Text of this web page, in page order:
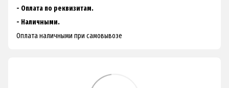
- Оплата по реквизитам.
- Наличными.
Оплата наличными при самовывозе